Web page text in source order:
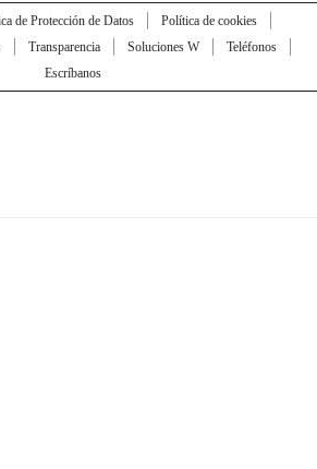
de Protección de Datos
Política de cookies
Transparencia Soluciones W
Teléfonos
Escríbanos